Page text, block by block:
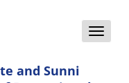
Toggle
and Sunni